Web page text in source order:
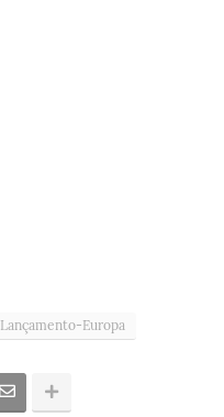
Lançamento-Europa